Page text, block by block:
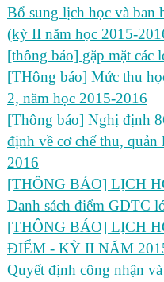
Bổ sung lịch học và ban
(kỳ II năm học 2015-
[thông báo] gặp mặt các
[THông báo] Mức thu
2, năm học 2015-2016
[Thông báo] Nghị định
định về cơ chế thu,
2016
[THÔNG BÁO] LỊCH
Danh sách điểm GDTC
[THÔNG BÁO] LỊCH
ĐIỂM - KỲ II NĂM
Quyết định công nhận